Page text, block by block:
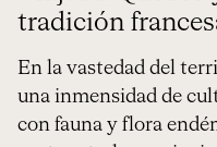
tradición
En la vastedad del
una inmensidad de
con fauna y flora